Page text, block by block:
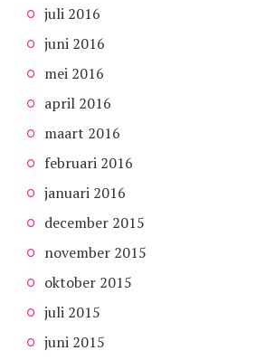
juli 2016
juni 2016
mei 2016
april 2016
maart 2016
februari 2016
januari 2016
december 2015
november 2015
oktober 2015
juli 2015
juni 2015